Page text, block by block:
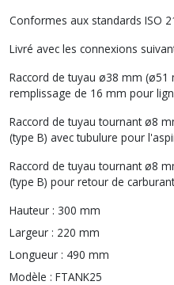
Conformes aux standards ISO
Livré avec les connexions
Raccord de tuyau ø38 mm
remplissage de 16 mm pour
Raccord de tuyau tournant ø8
(type B) avec tubulure pour
Raccord de tuyau tournant ø8
(type B) pour retour de carburant
Hauteur : 300 mm
Largeur : 220 mm
Longueur : 490 mm
Modèle : FTANK25